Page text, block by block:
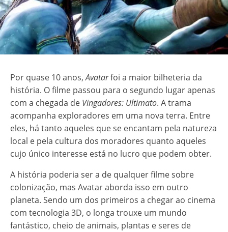
Por quase 10 anos,Avatarfoi a maior bilheteria da
história. O filme passou para o segundo lugar apenas
com a chegada de Vingadores: Ultimato. A trama
acompanha exploradores em uma nova terra. Entre
eles, há tanto aqueles que se encantam pela natureza
local e pela cultura dos moradores quanto aqueles
cujo único interesse está no lucro que podem obter.
A história poderia ser a de qualquer filme sobre
colonização, mas Avatar aborda isso em outro
planeta. Sendo um dos primeiros a chegar ao cinema
com tecnologia 3D, o longa trouxe um mundo
fantástico, cheio de animais, plantas e seres de